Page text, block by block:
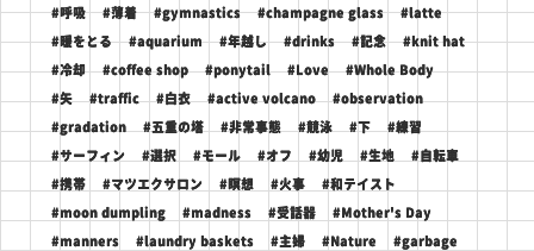
#呼吸 #薄着 #gymnastics #champagne glass #latte
#暖をとる #aquarium #年越し #drinks #記念 #knit hat
#冷却 #coffee shop #ponytail #Love #Whole Body
#矢 #traffic #白衣 #active volcano #observation
#gradation #五重の塔 #非常事態 #競泳 #下 #練習
#サーフィン #選択 #モール #オフ #幼児 #生地 #自転車
#携帯 #マツエクサロン #瞑想 #火事 #和テイスト
#moon dumpling #madness #受話器 #Mother's Day
#manners #laundry baskets #主婦 #Nature #garbage